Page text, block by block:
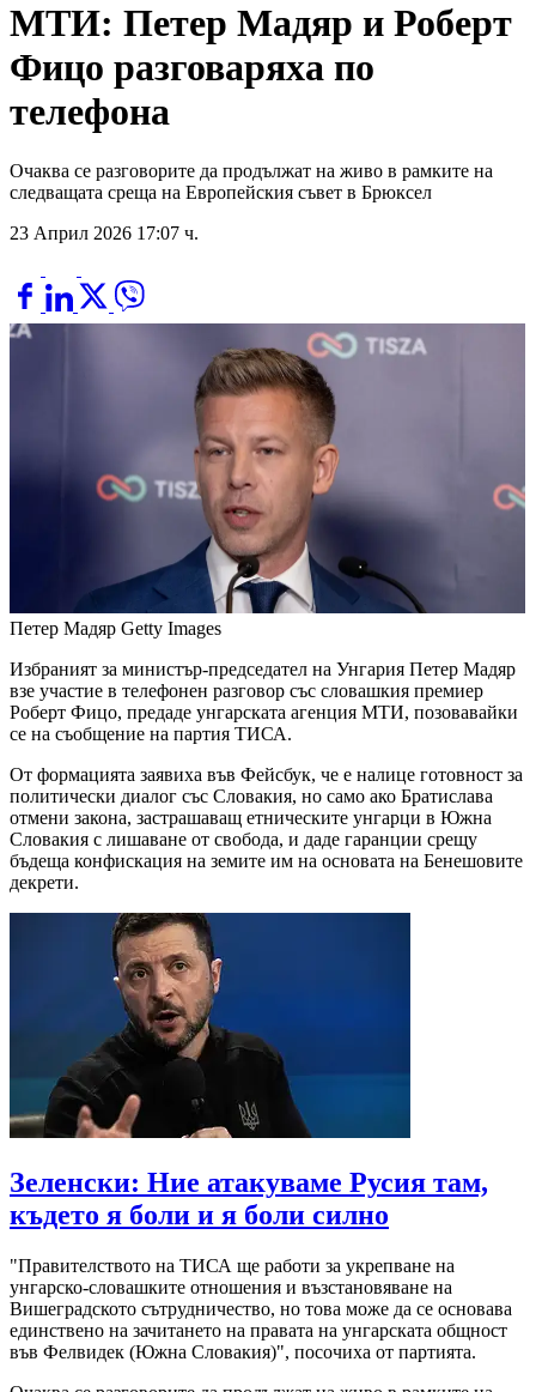
МТИ: Петер Мадяр и Роберт
Фицо разговаряха по
телефона
Очаква се разговорите да продължат на живо в рамките на
следващата среща на Европейския съвет в Брюксел
23 Април 2026 17:07 ч.
Петер Мадяр Getty Images
Избраният за министър-председател на Унгария Петер Мадяр
взе участие в телефонен разговор със словашкия премиер
Роберт Фицо, предаде унгарската агенция МТИ, позовавайки
се на съобщение на партия ТИСА.
От формацията заявиха във Фейсбук, че е налице готовност за
политически диалог със Словакия, но само ако Братислава
отмени закона, застрашаващ етническите унгарци в Южна
Словакия с лишаване от свобода, и даде гаранции срещу
бъдеща конфискация на земите им на основата на Бенешовите
декрети.
Зеленски: Ние атакуваме Русия там,
където я боли и я боли силно
"Правителството на ТИСА ще работи за укрепване на
унгарско-словашките отношения и възстановяване на
Вишеградското сътрудничество, но това може да се основава
единствено на зачитането на правата на унгарската общност
във Фелвидек (Южна Словакия)", посочиха от партията.